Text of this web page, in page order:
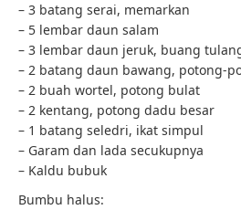
– 3 batang serai, memarkan
– 5 lembar daun salam
– 3 lembar daun jeruk, buang
– 2 batang daun bawang, potong-
– 2 buah wortel, potong bulat
– 2 kentang, potong dadu besar
– 1 batang seledri, ikat simpul
– Garam dan lada secukupnya
– Kaldu bubuk
Bumbu halus: